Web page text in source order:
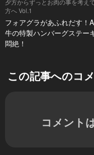
方へ Vol.1
フォアグラがあふれだす！
牛の特製ハンバーグステー
悶絶！
この記事へのコ
コメント